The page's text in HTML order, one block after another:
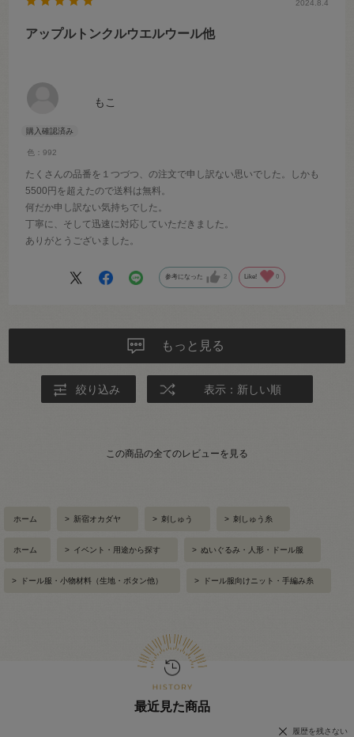
もこ
色：992
2024.8.4
アップルトンクルウエルウール他
たくさんの品番を１つづつ、の注文で申し訳ない思いでした。しかも
5500円を超えたので送料は無料。
何だか申し訳ない気持ちでした。
丁寧に、そして迅速に対応していただきました。
ありがとうございました。
参考になった 2 Like! 0
もっと見る
絞り込み 表示：新しい順
この商品の全てのレビューを見る
ホーム > 新宿オカダヤ > 刺しゅう > 刺しゅう糸
ホーム > イベント・用途から探す > ぬいぐるみ・人形・ドール服
> ドール服・小物材料（生地・ボタン他） > ドール服向けニット・手編み糸
最近見た商品
履歴を残さない